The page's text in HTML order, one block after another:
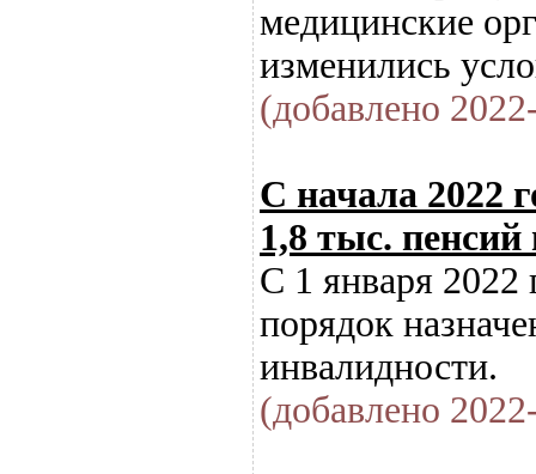
медицинские
изменились
(добавлено
С начала 2022
1,8 тыс.
С 1 января 2022
порядок
инвалидности.
(добавлено